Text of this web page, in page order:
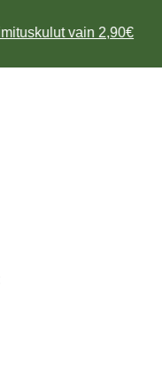
vain 2,90€